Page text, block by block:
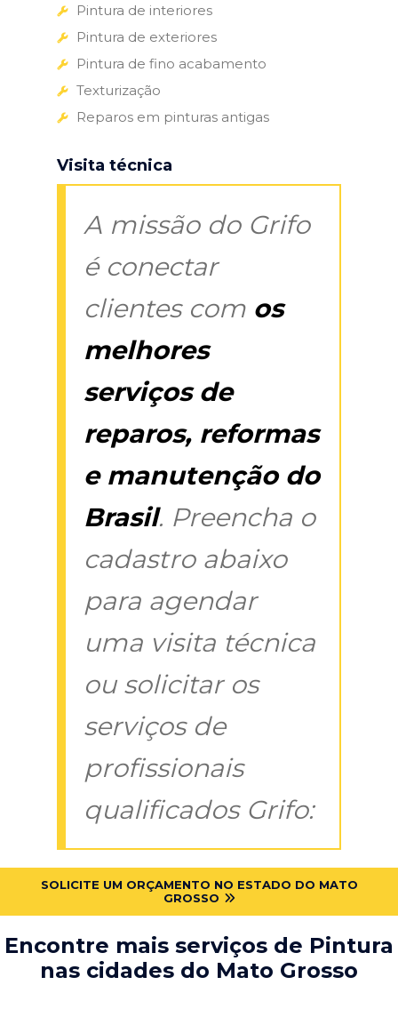
Pintura de interiores
Pintura de exteriores
Pintura de fino acabamento
Texturização
Reparos em pinturas antigas
Visita técnica
A missão do Grifo
é conectar
clientes com os
melhores
serviços de
reparos, reformas
e manutenção do
Brasil. Preencha o
cadastro abaixo
para agendar
uma visita técnica
ou solicitar os
serviços de
profissionais
qualificados Grifo:
SOLICITE UM ORÇAMENTO NO ESTADO DO MATO
GROSSO
Encontre mais serviços de Pintura
nas cidades do Mato Grosso